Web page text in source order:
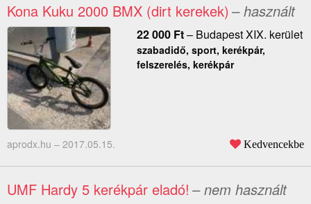
Kona Kuku 2000 BMX (dirt kerekek) – használt
22 000 Ft– Budapest XIX. kerület
szabadidő, sport, kerékpár,
felszerelés, kerékpár
aprodx.hu – 2017.05.15. Kedvencekbe
UMF Hardy 5 kerékpár eladó! – nem használt